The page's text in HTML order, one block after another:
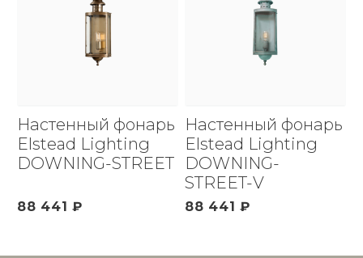
Настенный фонарь
Elstead Lighting
DOWNING-STREET
88 441 ₽
Настенный фонарь
Elstead Lighting
DOWNING-
STREET-V
88 441 ₽